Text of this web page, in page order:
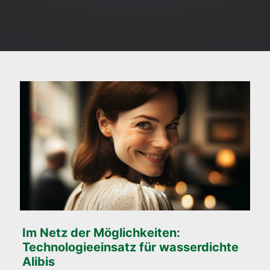
Im Netz der Möglichkeiten:
Technologieeinsatz für wasserdichte
Alibis